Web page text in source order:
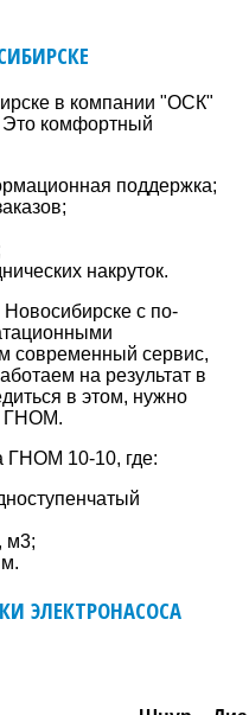
в компании "ОСК"
Это комфортный
поддержка;
накруток.
с по-
современный сервис,
на результат в
в этом, нужно
ГНОМ.
ГНОМ 10-10, где:
м3;
ЭЛЕКТРОНАСОСА